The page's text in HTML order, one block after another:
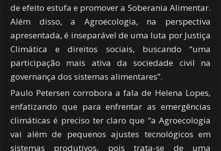
de efeito estufa e promover a Soberania Alimentar.
Além disso, a Agroecologia, na perspectiva
apresentada, é inseparável de uma luta por Justiça
Climática e direitos sociais, buscando “uma
participação mais ativa da sociedade civil na
governança dos sistemas alimentares”.
Paulo Petersen corrobora a fala de Helena Lopes,
enfatizando que para enfrentar as emergências
climáticas é preciso ter claro que “a Agroecologia
vai além de pequenos ajustes tecnológicos em
sistemas produtivos, pois trata-se de uma